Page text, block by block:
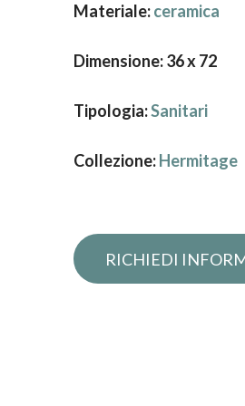
Materiale:ceramica
Dimensione: 36 x 72
Tipologia:Sanitari
Collezione:Hermitage
Richiedi